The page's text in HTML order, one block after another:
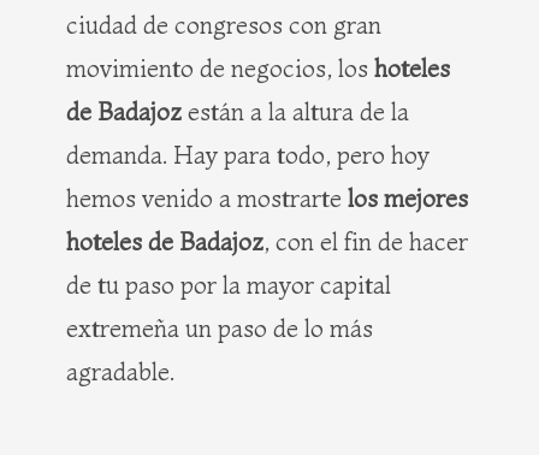
ciudad de congresos con gran
movimiento de negocios, los hoteles
de Badajoz están a la altura de la
demanda. Hay para todo, pero hoy
hemos venido a mostrarte los mejores
hoteles de Badajoz, con el fin de hacer
de tu paso por la mayor capital
extremeña un paso de lo más
agradable.